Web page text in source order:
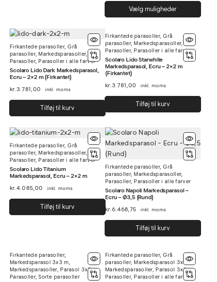
Vælg muligheder
vare
Firkantede parasoller, Grå
parasoller, Markedsparasoller,
Parasoller, Parasoller i alle farver
Scolaro Lido Dark Markedsparasol,
Ecru – 2×2 m (Firkantet)
kr.3.781,00 inkl. moms
Tilføj til kurv
Firkantede parasoller, Grå
parasoller, Markedsparasoller,
Parasoller, Parasoller i alle farver
Scolaro Lido Starwhite
Markedsparasol, Ecru – 2×2 m
(Firkantet)
kr.3.781,00 inkl. moms
Tilføj til kurv
Firkantede parasoller, Grå
parasoller, Markedsparasoller,
Parasoller, Parasoller i alle farver
Scolaro Lido Titanium
Markedsparasol, Ecru – 2×2 m
kr.4.085,00 inkl. moms
Tilføj til kurv
Firkantede parasoller, Grå
parasoller, Markedsparasoller,
Parasoller, Parasoller i alle farver
Scolaro Napoli Markedsparasol –
Ecru – Ø3,5 (Rund)
kr.6.468,75 inkl. moms
Tilføj til kurv
Firkantede parasoller,
Markedsparasol 3x3 m,
Markedsparasoller, Parasol 3x3,
Parasoller,Sorte parasoller
Firkantede parasoller, Grå
parasoller, Markedsparasol 3x3 m,
Markedsparasoller, Parasol 3x3,
Parasoller, Parasoller i alle farver